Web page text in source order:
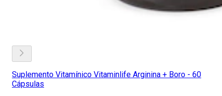
Suplemento Vitamínico Vitaminlife Arginina + Boro - 60
Cápsulas